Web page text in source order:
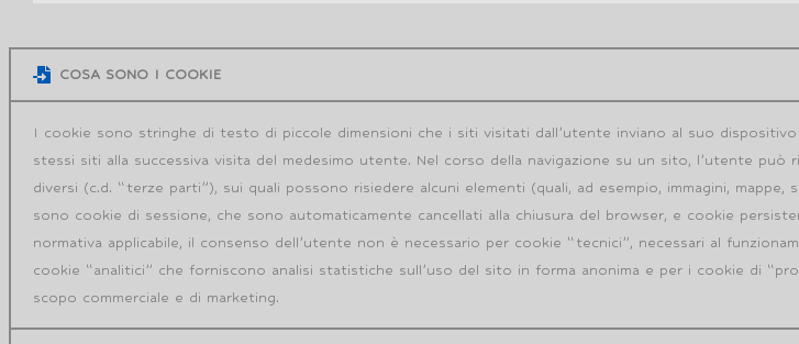
COSA SONO I COOKIE
I cookie sono stringhe di testo di piccole dimensioni che i siti visitati dall’utente inviano al suo
stessi siti alla successiva visita del medesimo utente. Nel corso della navigazione su un sito, l’utente
diversi (c.d. “terze parti”), sui quali possono risiedere alcuni elementi (quali, ad esempio, immagini,
sono cookie di sessione, che sono automaticamente cancellati alla chiusura del browser, e cookie
normativa applicabile, il consenso dell’utente non è necessario per cookie “tecnici”, necessari al
cookie “analitici” che forniscono analisi statistiche sull’uso del sito in forma anonima e per i cookie di
scopo commerciale e di marketing.